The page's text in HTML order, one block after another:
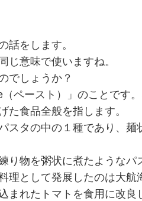
話をします。
じ意味で使いますね。
でしょうか？
ペースト）」のことです
た食品全般を指します。
スタの中の１種であり、麺
り物を粥状に煮たようなパ
理として発展したのは大航
まれたトマトを食用に改良